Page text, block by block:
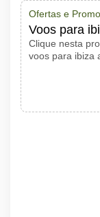
Ofertas e
Voos para
Clique nesta
voos para ibiza